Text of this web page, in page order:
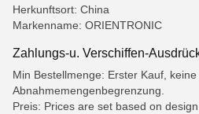
Herkunftsort: China
Markenname: ORIENTRONIC
Zahlungs-u. Verschiffen-
Min Bestellmenge: Erster Kauf, keine
Abnahmemengenbegrenzung.
Preis: Prices are set based on